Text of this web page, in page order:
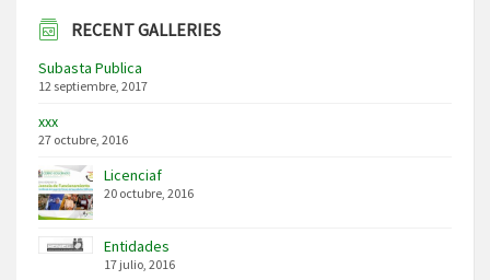
RECENT GALLERIES
Subasta Publica
12 septiembre, 2017
xxx
27 octubre, 2016
Licenciaf
20 octubre, 2016
Entidades
17 julio, 2016